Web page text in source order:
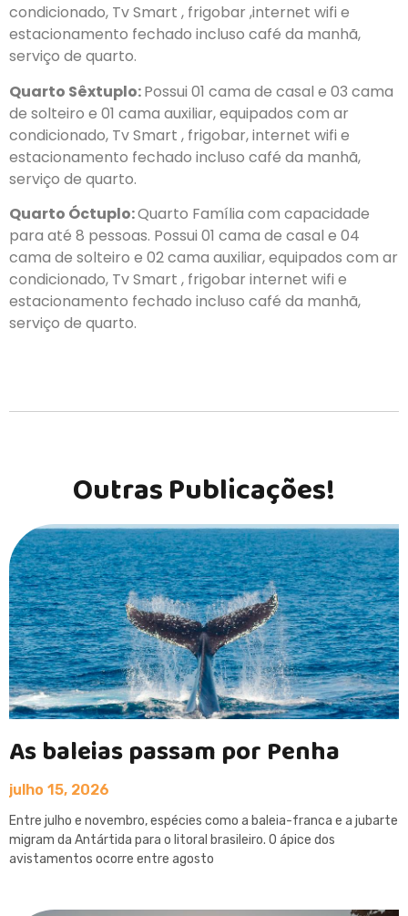
condicionado, Tv Smart , frigobar ,internet wifi e
estacionamento fechado incluso café da manhã,
serviço de quarto.
Quarto Sêxtuplo:Possui 01 cama de casal e 03 cama
de solteiro e 01 cama auxiliar, equipados com ar
condicionado, Tv Smart , frigobar, internet wifi e
estacionamento fechado incluso café da manhã,
serviço de quarto.
Quarto Óctuplo:Quarto Família com capacidade
para até 8 pessoas. Possui 01 cama de casal e 04
cama de solteiro e 02 cama auxiliar, equipados com ar
condicionado, Tv Smart , frigobar internet wifi e
estacionamento fechado incluso café da manhã,
serviço de quarto.
Outras Publicações!
As baleias passam por Penha
julho 15, 2026
Entre julho e novembro, espécies como a baleia-franca e a jubarte
migram da Antártida para o litoral brasileiro. O ápice dos
avistamentos ocorre entre agosto